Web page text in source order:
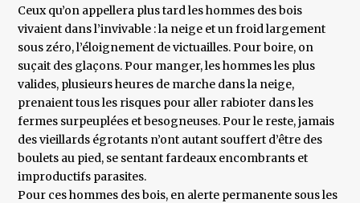
Ceux qu’on appellera plus tard les hommes des bois
vivaient dans l’invivable : la neige et un froid largement
sous zéro, l’éloignement de victuailles. Pour boire, on
suçait des glaçons. Pour manger, les hommes les plus
valides, plusieurs heures de marche dans la neige,
prenaient tous les risques pour aller rabioter dans les
fermes surpeuplées et besogneuses. Pour le reste, jamais
des vieillards égrotants n’ont autant souffert d’être des
boulets au pied, se sentant fardeaux encombrants et
improductifs parasites.
Pour ces hommes des bois, en alerte permanente sous les